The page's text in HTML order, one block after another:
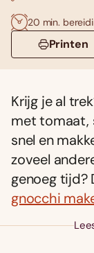
20 min.
Printen
Krijg je al
met tomaat,
snel en
zoveel
genoeg tijd?
gnocchi